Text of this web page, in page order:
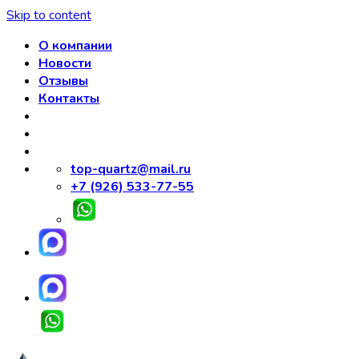
Skip to content
О компании
Новости
Отзывы
Контакты
top-quartz@mail.ru
+7 (926) 533-77-55